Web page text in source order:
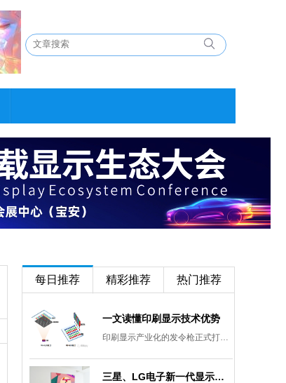
每日推荐 精彩推荐 热门推荐
一文读懂印刷显示技术优势
印刷显示产业化的发令枪正式打响。
三星、LG电子新一代显示发展目标：集中扩大Micro LED 应用产品线